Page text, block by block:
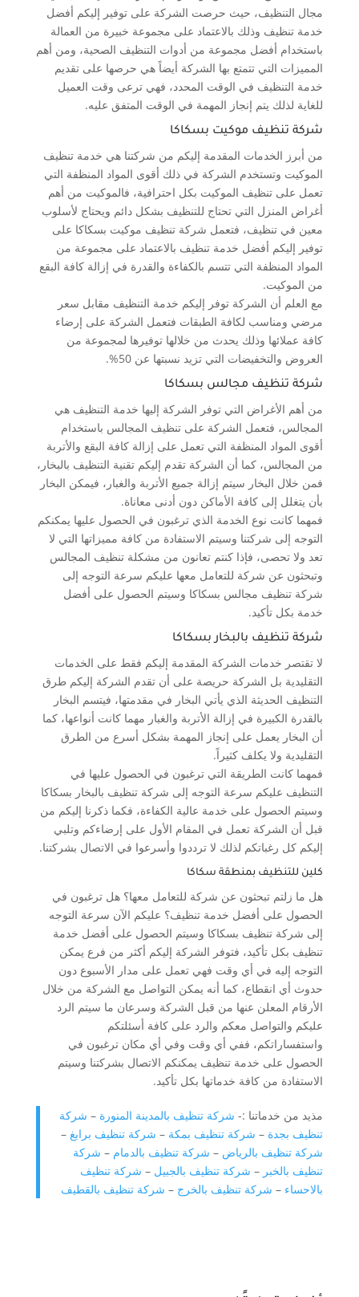
مجال التنظيف، حيث حرصت الشركة على توفير إليكم أفضل
خدمة تنظيف وذلك بالاعتماد على مجموعة خبيرة من العمالة
باستخدام أفضل مجموعة من أدوات التنظيف الصحية، ومن أهم
المميزات التي تتمتع بها الشركة أيضاً هي حرصها على تقديم
خدمة التنظيف في الوقت المحدد، فهي ترعى وقت العميل
للغاية لذلك يتم إنجاز المهمة في الوقت المتفق عليه.
شركة تنظيف موكيت بسكاكا
من أبرز الخدمات المقدمة إليكم من شركتنا هي خدمة تنظيف
الموكيت وتستخدم الشركة في ذلك أقوى المواد المنظفة التي
تعمل على تنظيف الموكيت بكل احترافية، فالموكيت من أهم
أغراض المنزل التي تحتاج للتنظيف بشكل دائم ويحتاج لأسلوب
معين في تنظيف، فتعمل شركة تنظيف موكيت بسكاكا على
توفير إليكم أفضل خدمة تنظيف بالاعتماد على مجموعة من
المواد المنظفة التي تتسم بالكفاءة والقدرة في إزالة كافة البقع
من الموكيت.
مع العلم أن الشركة توفر إليكم خدمة التنظيف مقابل سعر
مرضي ومناسب لكافة الطبقات فتعمل الشركة على إرضاء
كافة عملائها وذلك يحدث من خلالها توفيرها لمجموعة من
العروض والتخفيضات التي تزيد نسبتها عن 50%.
شركة تنظيف مجالس بسكاكا
من أهم الأغراض التي توفر الشركة إليها خدمة التنظيف هي
المجالس، فتعمل الشركة على تنظيف المجالس باستخدام
أقوى المواد المنظفة التي تعمل على إزالة كافة البقع والأتربة
من المجالس، كما أن الشركة تقدم إليكم تقنية التنظيف بالبخار،
فمن خلال البخار سيتم إزالة جميع الأتربة والغبار، فيمكن البخار
بأن يتغلل إلى كافة الأماكن دون أدنى معاناة.
فمهما كانت نوع الخدمة الذي ترغبون في الحصول عليها يمكنكم
التوجه إلى شركتنا وسيتم الاستفادة من كافة مميزاتها التي لا
تعد ولا تحصى، فإذا كنتم تعانون من مشكلة تنظيف المجالس
وتبحثون عن شركة للتعامل معها عليكم سرعة التوجه إلى
شركة تنظيف مجالس بسكاكا وسيتم الحصول على أفضل
خدمة بكل تأكيد.
شركة تنظيف بالبخار بسكاكا
لا تقتصر خدمات الشركة المقدمة إليكم فقط على الخدمات
التقليدية بل الشركة حريصة على أن تقدم الشركة إليكم طرق
التنظيف الحديثة الذي يأتي البخار في مقدمتها، فيتسم البخار
بالقدرة الكبيرة في إزالة الأتربة والغبار مهما كانت أنواعها، كما
أن البخار يعمل على إنجاز المهمة بشكل أسرع من الطرق
التقليدية ولا يكلف كثيراً.
فمهما كانت الطريقة التي ترغبون في الحصول عليها في
التنظيف عليكم سرعة التوجه إلى شركة تنظيف بالبخار بسكاكا
وسيتم الحصول على خدمة عالية الكفاءة، فكما ذكرنا إليكم من
قبل أن الشركة تعمل في المقام الأول على إرضاءكم وتلبي
إليكم كل رغباتكم لذلك لا ترددوا وأسرعوا في الاتصال بشركتنا.
كلين للتنظيف بمنطقة سكاكا
هل ما زلتم تبحثون عن شركة للتعامل معها؟ هل ترغبون في
الحصول على أفضل خدمة تنظيف؟ عليكم الآن سرعة التوجه
إلى شركة تنظيف بسكاكا وسيتم الحصول على أفضل خدمة
تنظيف بكل تأكيد، فتوفر الشركة إليكم أكثر من فرع يمكن
التوجه إليه في أي وقت فهي تعمل على مدار الأسبوع دون
حدوث أي انقطاع، كما أنه يمكن التواصل مع الشركة من خلال
الأرقام المعلن عنها من قبل الشركة وسرعان ما سيتم الرد
عليكم والتواصل معكم والرد على كافة أسئلتكم
واستفساراتكم، ففي أي وقت وفي أي مكان ترغبون في
الحصول على خدمة تنظيف يمكنكم الاتصال بشركتنا وسيتم
الاستفادة من كافة خدماتها بكل تأكيد.
مذيد من خدماتنا :- شركة تنظيف بالمدينة المنورة – شركة
تنظيف بجدة – شركة تنظيف بمكة – شركة تنظيف برابغ –
شركة تنظيف بالرياض – شركة تنظيف بالدمام – شركة
تنظيف بالخبر – شركة تنظيف بالجبيل – شركة تنظيف
بالاحساء – شركة تنظيف بالخرج – شركة تنظيف بالقطيف